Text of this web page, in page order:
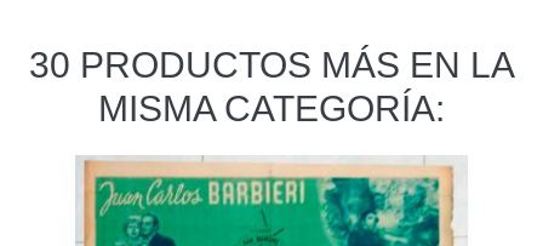
30 PRODUCTOS MÁS EN LA
MISMA CATEGORÍA: